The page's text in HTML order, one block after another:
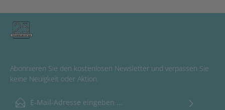
Abonnieren Sie den kostenlosen Newsletter und verpassen Sie
keine Neuigkeit oder Aktion.
E-Mail-Adresse*